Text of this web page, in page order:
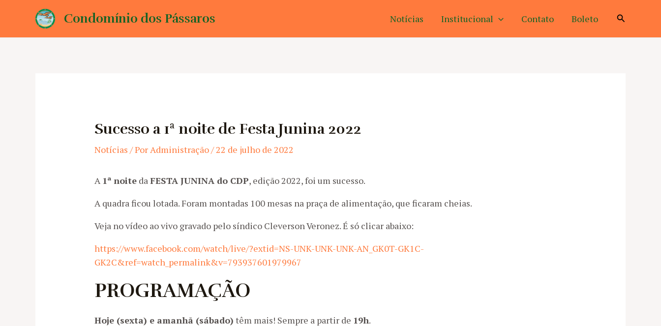
Condomínio dos Pássaros Notícias Institucional Contato Boleto Pesquisar
Sucesso a 1ª noite de Festa Junina 2022
Notícias / PorAdministração/22 de julho de 2022
A 1ª noite daFESTA JUNINA do CDP, edição 2022, foi um sucesso.
A quadra ficou lotada. Foram montadas 100 mesas na praça de alimentação, que ficaram cheias.
Veja no vídeo ao vivo gravado pelo síndico Cleverson Veronez. É só clicar abaixo:
https://www.facebook.com/watch/live/?extid=NS-UNK-UNK-UNK-AN_GK0T-GK1C-
GK2C&ref=watch_permalink&v=793937601979967
PROGRAMAÇÃO
Hoje (sexta) e amanhã (sábado) têm mais! Sempre a partir de 19h.